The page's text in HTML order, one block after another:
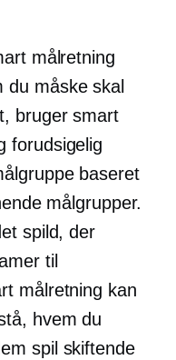
målretning
du måske skal
bruger smart
forudsigelig
baseret
målgrupper.
spild, der
til
målretning kan
hvem du
spil skiftende